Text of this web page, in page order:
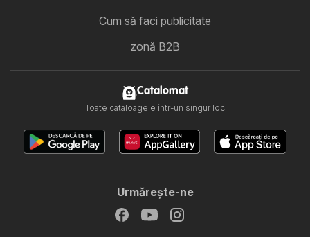
Cum să faci publicitate
zonă B2B
Catalomat
Toate cataloagele într-un singur loc
Urmăreşte-ne